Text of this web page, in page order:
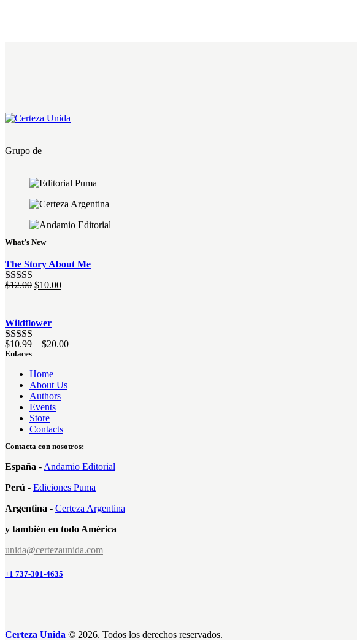
Grupo de
What’s New
The Story About Me
Valorado
$12.00 El
$12.00.
$10.00El
Wildflower
Valorado
con4.00
$10.99 – $20.00
Enlaces
Home
About Us
Authors
Events
Store
Contacts
Contacta con nosotros:
España - Andamio Editorial
Perú - Ediciones Puma
Argentina - Certeza Argentina
y también en todo América
unida@certezaunida.com
+1 737-301-4635
Certeza Unida © 2026. Todos los derechos reservados.